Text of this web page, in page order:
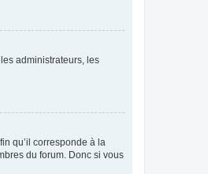
administrateurs, les
qu’il corresponde à la
du forum. Donc si vous